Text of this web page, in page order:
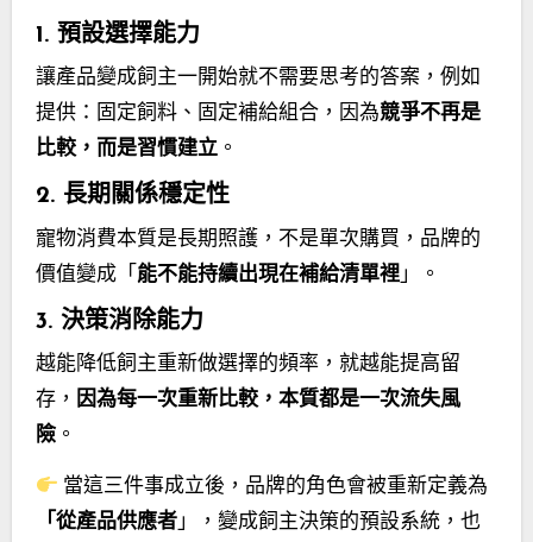
1. 預設選擇能力
讓產品變成飼主一開始就不需要思考的答案，例如
提供：固定飼料、固定補給組合，因為競爭不再是
比較，而是習慣建立。
2. 長期關係穩定性
寵物消費本質是長期照護，不是單次購買，品牌的
價值變成「能不能持續出現在補給清單裡」。
3. 決策消除能力
越能降低飼主重新做選擇的頻率，就越能提高留
存， 因為每一次重新比較，本質都是一次流失風
險。
當這三件事成立後，品牌的角色會被重新定義為
「從產品供應者」，變成飼主決策的預設系統，也